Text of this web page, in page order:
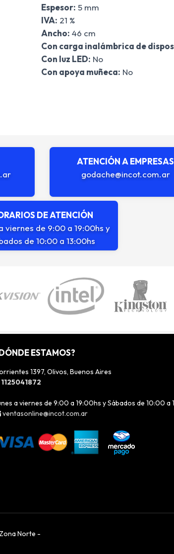
Espesor: 5 mm
IVA: 21 %
Ancho: 46 cm
Con carga inalámbrica de
Con luz LED: No
Con apoya muñeca: No
ATENCIÓN A EMPRESAS
godache@incot.com.ar
DE ATENCIÓN
viernes de 9:00 a 19:00hs y
de 10:00 a 13:00hs
ESTAMOS?
1397, Olivos, Buenos Aires
1125041872
a viernes de 9:00 a 19:00hs y Sábados de 10:00 a
ventasonline@incot.com.ar
Norte -